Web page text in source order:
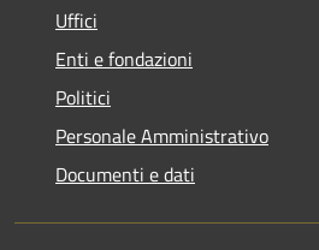
Uffici
Enti e fondazioni
Politici
Personale Amministrativo
Documenti e dati